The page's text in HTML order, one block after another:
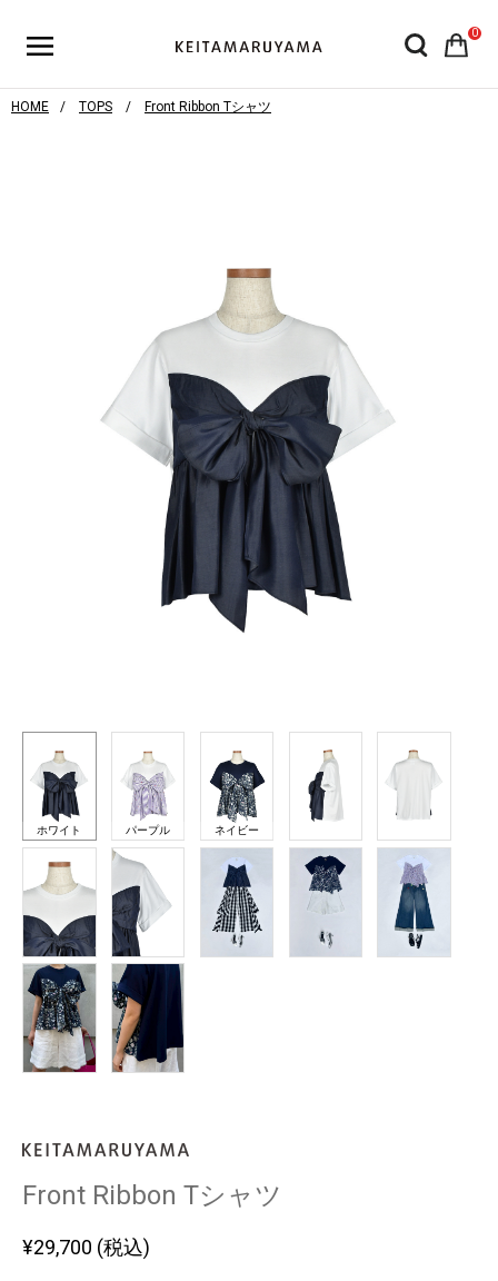
0
HOME TOPS Front Ribbon Tシャツ
ホワイト パープル ネイビー
Front Ribbon Tシャツ
¥29,700 (税込)